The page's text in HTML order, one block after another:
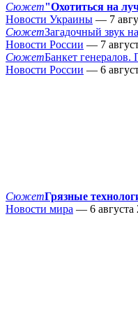
Сюжет"Охотиться на
Новости Украины — 7
СюжетЗагадочный звук
Новости России — 7
СюжетБанкет генералов.
Новости России — 6
СюжетГрязные
Новости мира — 6 августа